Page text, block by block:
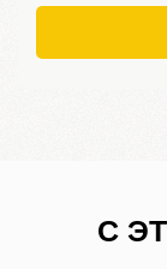
С